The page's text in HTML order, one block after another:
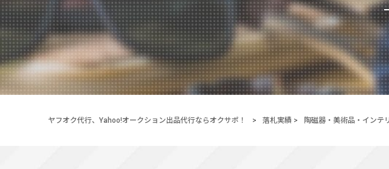
ヤフオク代行、Yahoo!オークション出品代行ならオクサポ！ > 落札実績 > 陶磁器・美術品・インテ